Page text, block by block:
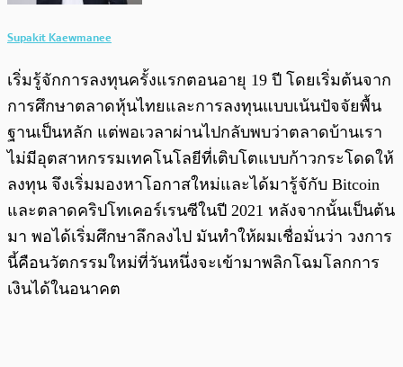
Supakit Kaewmanee
เริ่มรู้จักการลงทุนครั้งแรกตอนอายุ 19 ปี โดยเริ่มต้นจาก
การศึกษาตลาดหุ้นไทยและการลงทุนแบบเน้นปัจจัยพื้น
ฐานเป็นหลัก แต่พอเวลาผ่านไปกลับพบว่าตลาดบ้านเรา
ไม่มีอุตสาหกรรมเทคโนโลยีที่เติบโตแบบก้าวกระโดดให้
ลงทุน จึงเริ่มมองหาโอกาสใหม่และได้มารู้จักับ Bitcoin
และตลาดคริปโทเคอร์เรนซีในปี 2021 หลังจากนั้นเป็นต้น
มา พอได้เริ่มศึกษาลึกลงไป มันทำให้ผมเชื่อมั่นว่า วงการ
นี้คือนวัตกรรมใหม่ที่วันหนึ่งจะเข้ามาพลิกโฉมโลกการ
เงินได้ในอนาคต